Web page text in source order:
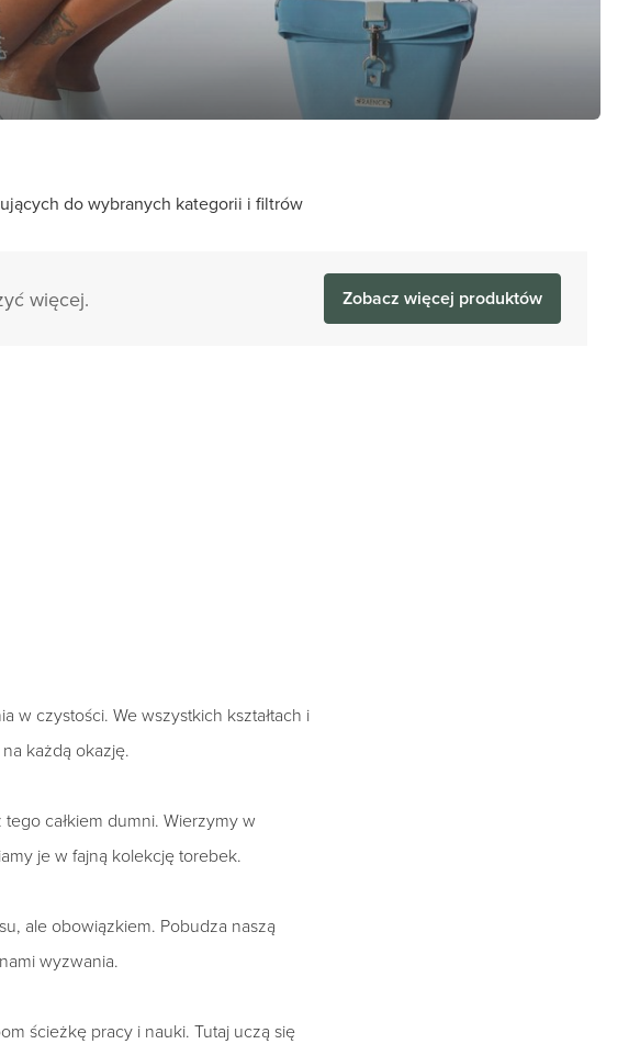
do wybranych kategorii i filtrów
więcej. Zobacz więcej produktów
w czystości. We wszystkich kształtach i
każdą okazję.
całkiem dumni. Wierzymy w
je w fajną kolekcję torebek.
ale obowiązkiem. Pobudza naszą
wyzwania.
ścieżkę pracy i nauki. Tutaj uczą się